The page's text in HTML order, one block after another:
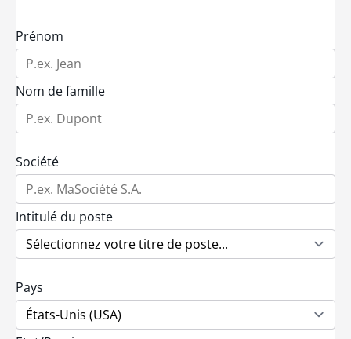
Prénom
Nom de famille
Société
Intitulé du poste
Pays